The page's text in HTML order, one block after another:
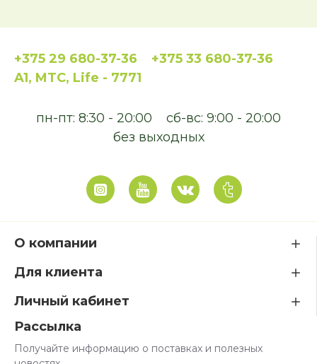
+375 29 680-37-36
+375 33 680-37-36
A1, MTC, Life - 7771
пн-пт: 8:30 - 20:00
сб-вс: 9:00 - 20:00
без выходных
О компании
Для клиента
Личный кабинет
Рассылка
Получайте информацию о поставках и полезных